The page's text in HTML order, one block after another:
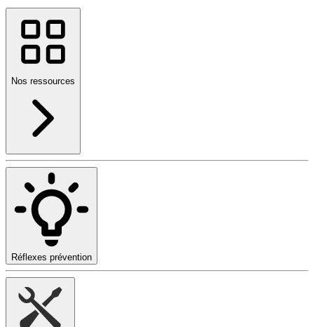
Nos ressources
Réflexes prévention